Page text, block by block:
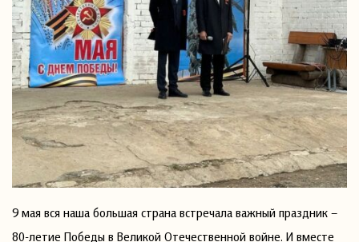
9 мая вся наша большая страна встречала важный праздник –
80-летие Победы в Великой Отечественной войне. И вместе